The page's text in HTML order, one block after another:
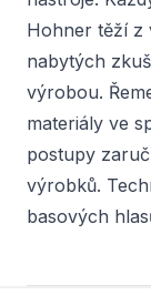
Hohner těží z
nabytých
výrobou.
materiály ve
postupy
výrobků.
basových